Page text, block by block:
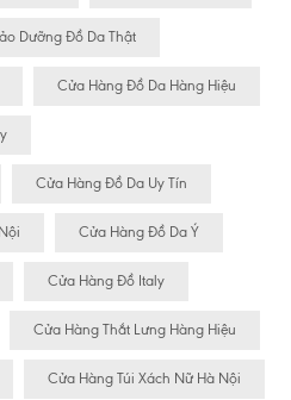
Dưỡng Đồ Da Thật
Cửa Hàng Đồ Da Hàng Hiệu
Cửa Hàng Đồ Da Uy Tín
Cửa Hàng Đồ Da Ý
Cửa Hàng Đồ Italy
Cửa Hàng Thắt Lưng Hàng Hiệu
Cửa Hàng Túi Xách Nữ Hà Nội